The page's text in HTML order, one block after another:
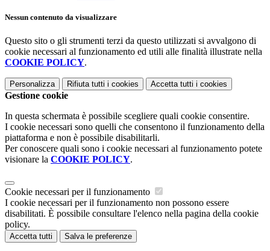
Nessun contenuto da visualizzare
Questo sito o gli strumenti terzi da questo utilizzati si avvalgono di
cookie necessari al funzionamento ed utili alle finalità illustrate nella
COOKIE POLICY.
Personalizza Rifiuta tutti i cookies Accetta tutti i cookies
Gestione cookie
In questa schermata è possibile scegliere quali cookie consentire.
I cookie necessari sono quelli che consentono il funzionamento della
piattaforma e non è possibile disabilitarli.
Per conoscere quali sono i cookie necessari al funzionamento potete
visionare la COOKIE POLICY.
Cookie necessari per il funzionamento
I cookie necessari per il funzionamento non possono essere
disabilitati. È possibile consultare l'elenco nella pagina della cookie
policy.
Accetta tutti Salva le preferenze